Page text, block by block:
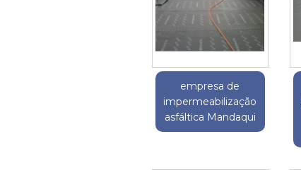
empresa de
impermeabilização
asfáltica Mandaqui